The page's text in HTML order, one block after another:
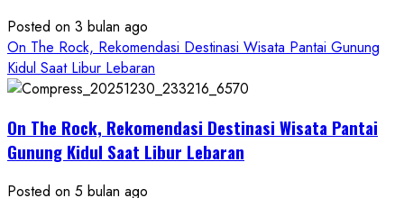
Baru,
Padukan
Keindahan
Alam
Wisata
Kekinian
Posted on 3 bulan ago
On The Rock, Rekomendasi Destinasi Wisata Pantai Gunung
Kidul Saat Libur Lebaran
On The Rock, Rekomendasi Destinasi Wisata Pantai
Gunung Kidul Saat Libur Lebaran
Posted on 5 bulan ago